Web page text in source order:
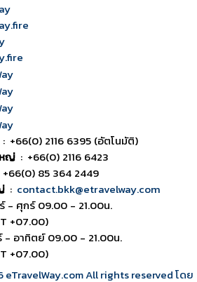
: +66(0) 2116 6395 (อัตโนมัติ)
หญ่ : +66(0) 2116 6423
+66(0) 85 364 2449
: contact.bkk@etravelway.com
- ศุกร์ 09.00 - 21.00น.
+07.00)
- อาทิตย์ 09.00 - 21.00น.
+07.00)
eTravelWay.com All rights reserved โดย